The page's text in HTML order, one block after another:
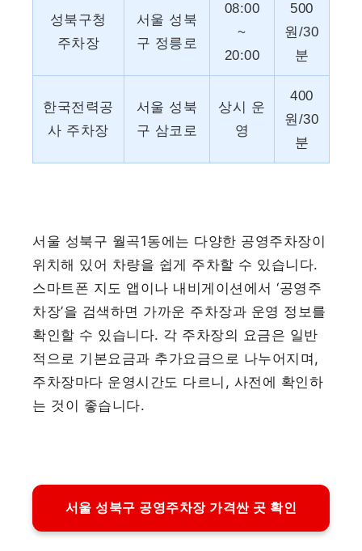
성북구청
주차장
서울 성북
구 정릉로
08:00
~
20:00
500
원/30
분
한국전력공
사 주차장
서울 성북
구 삼코로
상시 운
영
400
원/30
분
서울 성북구 월곡1동에는 다양한 공영주차장이
위치해 있어 차량을 쉽게 주차할 수 있습니다.
스마트폰 지도 앱이나 내비게이션에서 ‘공영주
차장’을 검색하면 가까운 주차장과 운영 정보를
확인할 수 있습니다. 각 주차장의 요금은 일반
적으로 기본요금과 추가요금으로 나누어지며,
주차장마다 운영시간도 다르니, 사전에 확인하
는 것이 좋습니다.
서울 성북구 공영주차장 가격싼 곳 확인